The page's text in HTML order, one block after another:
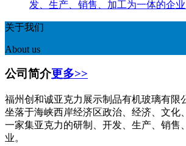
发、生产、销售、加工为一体的企业
关于我们
About us
公司简介更多>>
福州创和诚亚克力展示制品有机玻璃有限
坐落于海峡西岸经济区政治、经济、文化
一家集亚克力的研制、开发、生产、销售
业。